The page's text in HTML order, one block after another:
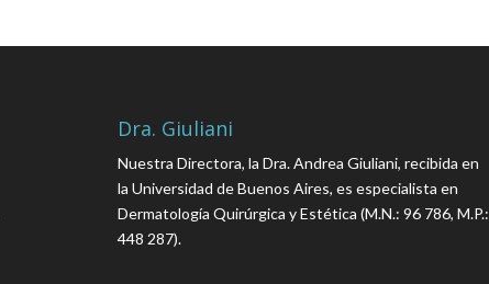
Dra. Giuliani
Nuestra Directora, la Dra. Andrea Giuliani, recibida en
la Universidad de Buenos Aires, es especialista en
Dermatología Quirúrgica y Estética (M.N.: 96 786, M.P.:
448 287).